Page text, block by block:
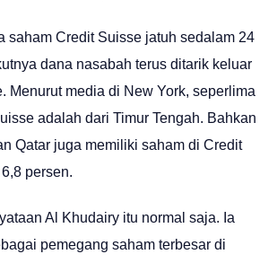
saham Credit Suisse jatuh sedalam 24
dana nasabah terus ditarik keluar
Menurut media di New York, seperlima
adalah dari Timur Tengah. Bahkan
Qatar juga memiliki saham di Credit
persen.
Al Khudairy itu normal saja. Ia
pemegang saham terbesar di